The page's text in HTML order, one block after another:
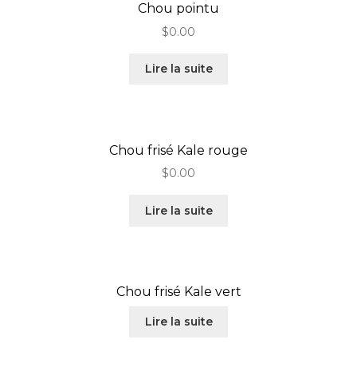
Chou pointu
$0.00
Lire la suite
Chou frisé Kale rouge
$0.00
Lire la suite
Chou frisé Kale vert
Lire la suite